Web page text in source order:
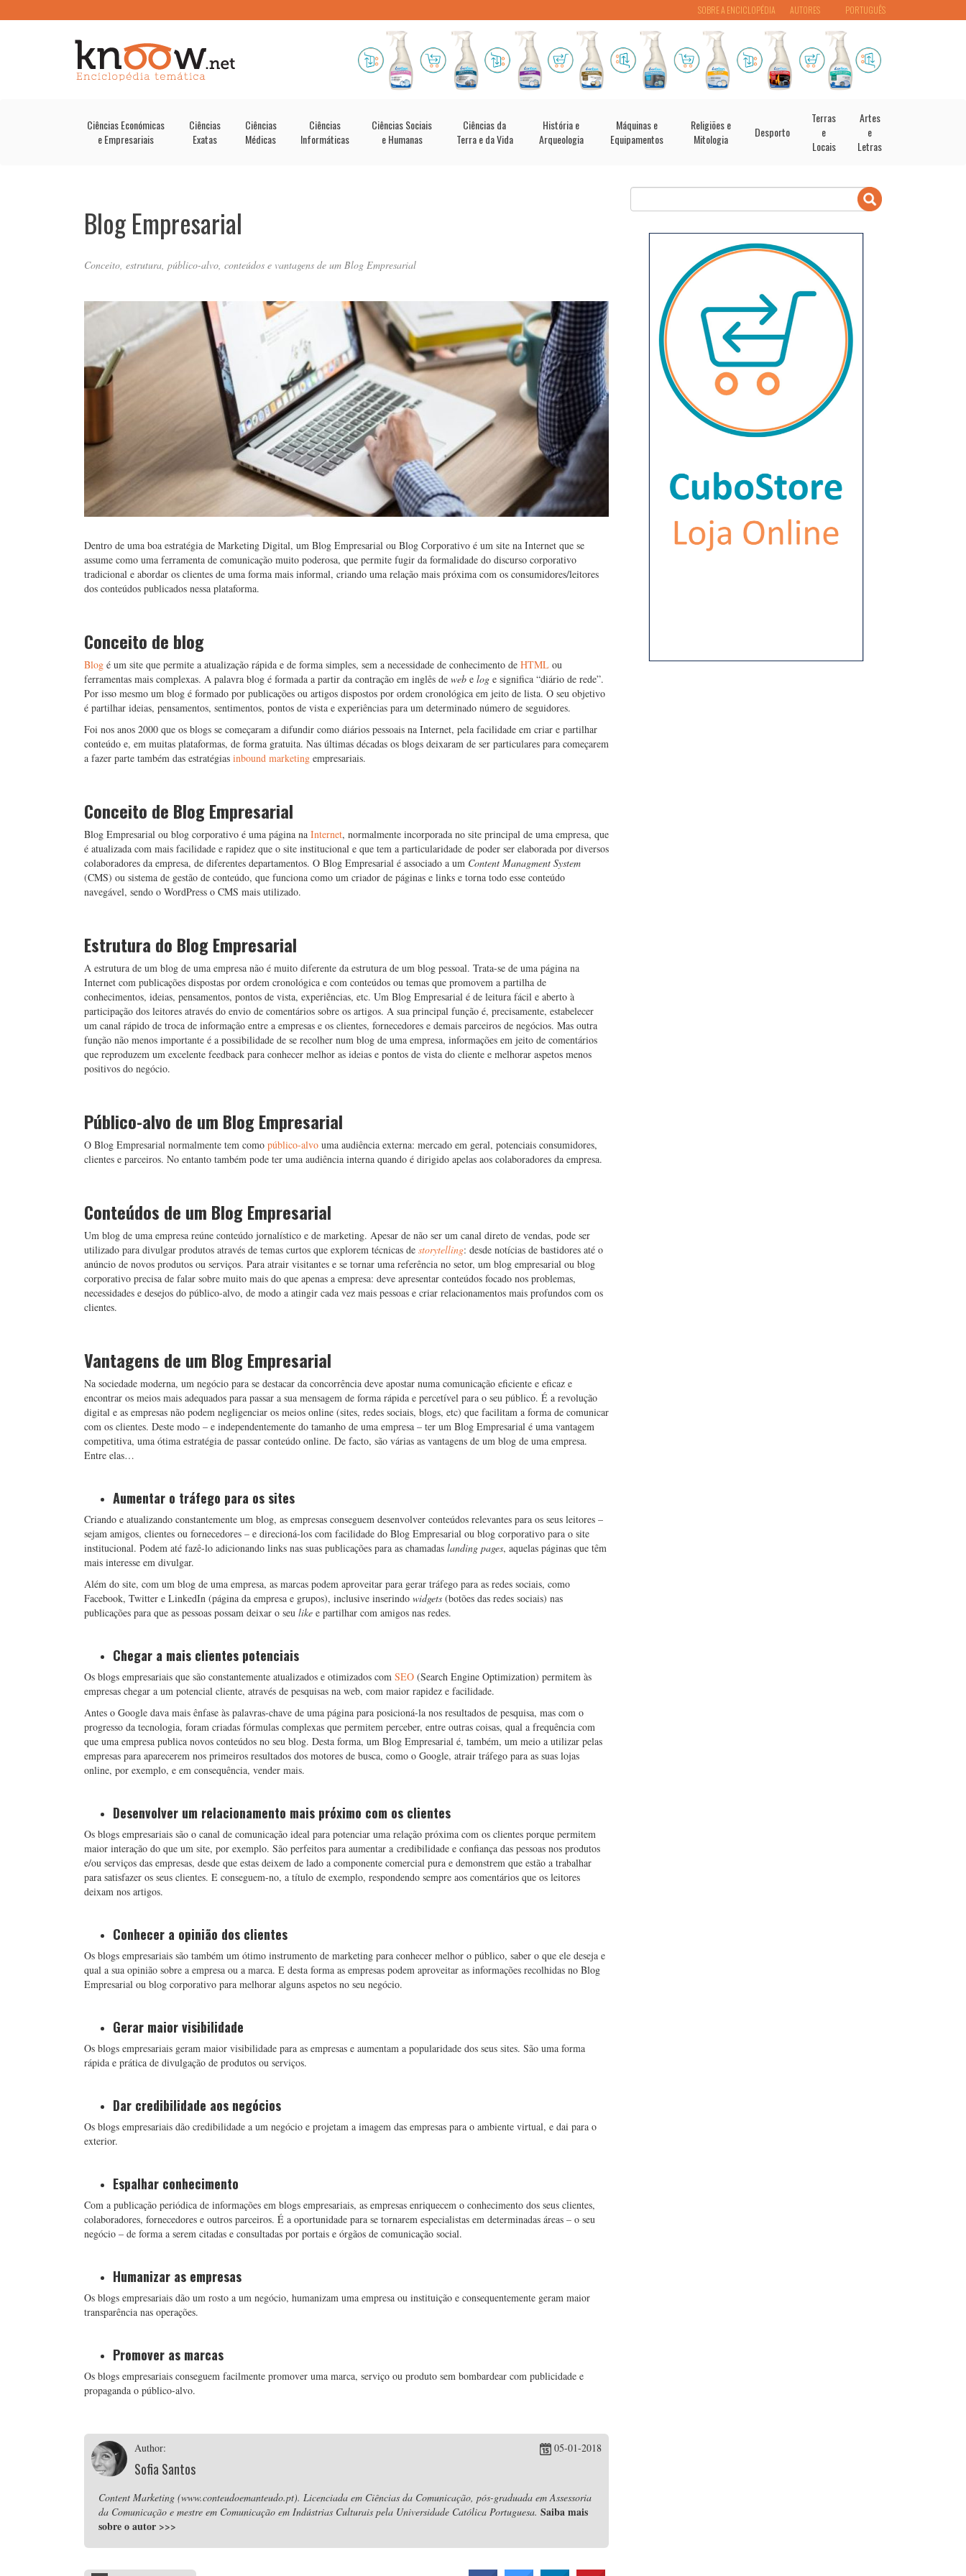
PORTUGUÊS
SOBRE A ENCICLOPÉDIA AUTORES
Ciências Económicas
e Empresariais
Ciências
Exatas
Ciências
Médicas
Ciências
Informáticas
Ciências Sociais
e Humanas
Ciências da
Terra e da Vida
História e
Arqueologia
Máquinas e
Equipamentos
Religiões e
Mitologia
Desporto
Terras
e
Locais
Artes
e
Letras
Blog Empresarial
Conceito, estrutura, público-alvo, conteúdos e vantagens de um Blog Empresarial
Dentro de uma boa estratégia de Marketing Digital, um Blog Empresarial ou Blog Corporativo é um site na Internet que se
assume como uma ferramenta de comunicação muito poderosa, que permite fugir da formalidade do discurso corporativo
tradicional e abordar os clientes de uma forma mais informal, criando uma relação mais próxima com os consumidores/leitores
dos conteúdos publicados nessa plataforma.
Conceito de blog
Blog é um site que permite a atualização rápida e de forma simples, sem a necessidade de conhecimento de HTML ou
ferramentas mais complexas. A palavra blog é formada a partir da contração em inglês de web e log e significa “diário de rede”.
Por isso mesmo um blog é formado por publicações ou artigos dispostos por ordem cronológica em jeito de lista. O seu objetivo
é partilhar ideias, pensamentos, sentimentos, pontos de vista e experiências para um determinado número de seguidores.
Foi nos anos 2000 que os blogs se começaram a difundir como diários pessoais na Internet, pela facilidade em criar e partilhar
conteúdo e, em muitas plataformas, de forma gratuita. Nas últimas décadas os blogs deixaram de ser particulares para começarem
a fazer parte também das estratégias inbound marketing empresariais.
Conceito de Blog Empresarial
Blog Empresarial ou blog corporativo é uma página na Internet, normalmente incorporada no site principal de uma empresa, que
é atualizada com mais facilidade e rapidez que o site institucional e que tem a particularidade de poder ser elaborada por diversos
colaboradores da empresa, de diferentes departamentos. O Blog Empresarial é associado a um Content Managment System
(CMS) ou sistema de gestão de conteúdo, que funciona como um criador de páginas e links e torna todo esse conteúdo
navegável, sendo o WordPress o CMS mais utilizado.
Estrutura do Blog Empresarial
A estrutura de um blog de uma empresa não é muito diferente da estrutura de um blog pessoal. Trata-se de uma página na
Internet com publicações dispostas por ordem cronológica e com conteúdos ou temas que promovem a partilha de
conhecimentos, ideias, pensamentos, pontos de vista, experiências, etc. Um Blog Empresarial é de leitura fácil e aberto à
participação dos leitores através do envio de comentários sobre os artigos. A sua principal função é, precisamente, estabelecer
um canal rápido de troca de informação entre a empresas e os clientes, fornecedores e demais parceiros de negócios. Mas outra
função não menos importante é a possibilidade de se recolher num blog de uma empresa, informações em jeito de comentários
que reproduzem um excelente feedback para conhecer melhor as ideias e pontos de vista do cliente e melhorar aspetos menos
positivos do negócio.
Público-alvo de um Blog Empresarial
O Blog Empresarial normalmente tem como público-alvo uma audiência externa: mercado em geral, potenciais consumidores,
clientes e parceiros. No entanto também pode ter uma audiência interna quando é dirigido apelas aos colaboradores da empresa.
Conteúdos de um Blog Empresarial
Um blog de uma empresa reúne conteúdo jornalístico e de marketing. Apesar de não ser um canal direto de vendas, pode ser
utilizado para divulgar produtos através de temas curtos que explorem técnicas de storytelling: desde notícias de bastidores até o
anúncio de novos produtos ou serviços. Para atrair visitantes e se tornar uma referência no setor, um blog empresarial ou blog
corporativo precisa de falar sobre muito mais do que apenas a empresa: deve apresentar conteúdos focado nos problemas,
necessidades e desejos do público-alvo, de modo a atingir cada vez mais pessoas e criar relacionamentos mais profundos com os
clientes.
Vantagens de um Blog Empresarial
Na sociedade moderna, um negócio para se destacar da concorrência deve apostar numa comunicação eficiente e eficaz e
encontrar os meios mais adequados para passar a sua mensagem de forma rápida e percetível para o seu público. É a revolução
digital e as empresas não podem negligenciar os meios online (sites, redes sociais, blogs, etc) que facilitam a forma de comunicar
com os clientes. Deste modo – e independentemente do tamanho de uma empresa – ter um Blog Empresarial é uma vantagem
competitiva, uma ótima estratégia de passar conteúdo online. De facto, são várias as vantagens de um blog de uma empresa.
Entre elas…
Aumentar o tráfego para os sites
Criando e atualizando constantemente um blog, as empresas conseguem desenvolver conteúdos relevantes para os seus leitores –
sejam amigos, clientes ou fornecedores – e direcioná-los com facilidade do Blog Empresarial ou blog corporativo para o site
institucional. Podem até fazê-lo adicionando links nas suas publicações para as chamadas landing pages, aquelas páginas que têm
mais interesse em divulgar.
Além do site, com um blog de uma empresa, as marcas podem aproveitar para gerar tráfego para as redes sociais, como
Facebook, Twitter e LinkedIn (página da empresa e grupos), inclusive inserindo widgets (botões das redes sociais) nas
publicações para que as pessoas possam deixar o seu like e partilhar com amigos nas redes.
Chegar a mais clientes potenciais
Os blogs empresariais que são constantemente atualizados e otimizados com SEO (Search Engine Optimization) permitem às
empresas chegar a um potencial cliente, através de pesquisas na web, com maior rapidez e facilidade.
Antes o Google dava mais ênfase às palavras-chave de uma página para posicioná-la nos resultados de pesquisa, mas com o
progresso da tecnologia, foram criadas fórmulas complexas que permitem perceber, entre outras coisas, qual a frequência com
que uma empresa publica novos conteúdos no seu blog. Desta forma, um Blog Empresarial é, também, um meio a utilizar pelas
empresas para aparecerem nos primeiros resultados dos motores de busca, como o Google, atrair tráfego para as suas lojas
online, por exemplo, e em consequência, vender mais.
Desenvolver um relacionamento mais próximo com os clientes
Os blogs empresariais são o canal de comunicação ideal para potenciar uma relação próxima com os clientes porque permitem
maior interação do que um site, por exemplo. São perfeitos para aumentar a credibilidade e confiança das pessoas nos produtos
e/ou serviços das empresas, desde que estas deixem de lado a componente comercial pura e demonstrem que estão a trabalhar
para satisfazer os seus clientes. E conseguem-no, a título de exemplo, respondendo sempre aos comentários que os leitores
deixam nos artigos.
Conhecer a opinião dos clientes
Os blogs empresariais são também um ótimo instrumento de marketing para conhecer melhor o público, saber o que ele deseja e
qual a sua opinião sobre a empresa ou a marca. E desta forma as empresas podem aproveitar as informações recolhidas no Blog
Empresarial ou blog corporativo para melhorar alguns aspetos no seu negócio.
Gerar maior visibilidade
Os blogs empresariais geram maior visibilidade para as empresas e aumentam a popularidade dos seus sites. São uma forma
rápida e prática de divulgação de produtos ou serviços.
Dar credibilidade aos negócios
Os blogs empresariais dão credibilidade a um negócio e projetam a imagem das empresas para o ambiente virtual, e dai para o
exterior.
Espalhar conhecimento
Com a publicação periódica de informações em blogs empresariais, as empresas enriquecem o conhecimento dos seus clientes,
colaboradores, fornecedores e outros parceiros. É a oportunidade para se tornarem especialistas em determinadas áreas – o seu
negócio – de forma a serem citadas e consultadas por portais e órgãos de comunicação social.
Humanizar as empresas
Os blogs empresariais dão um rosto a um negócio, humanizam uma empresa ou instituição e consequentemente geram maior
transparência nas operações.
Promover as marcas
Os blogs empresariais conseguem facilmente promover uma marca, serviço ou produto sem bombardear com publicidade e
propaganda o público-alvo.
Author:
Sofia Santos
05-01-2018
Content Marketing (www.conteudoemanteudo.pt). Licenciada em Ciências da Comunicação, pós-graduada em Assessoria
da Comunicação e mestre em Comunicação em Indústrias Culturais pela Universidade Católica Portuguesa. Saiba mais
sobre o autor >>>